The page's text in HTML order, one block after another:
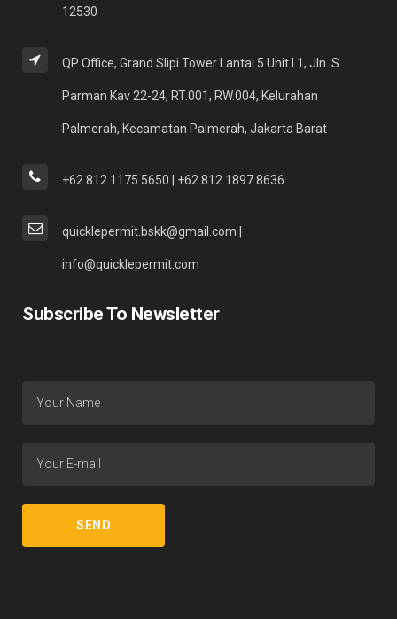
12530
QP Office, Grand Slipi Tower Lantai 5 Unit I.1, Jln. S.
Parman Kav 22-24, RT.001, RW.004, Kelurahan
Palmerah, Kecamatan Palmerah, Jakarta Barat
+62 812 1175 5650 | +62 812 1897 8636
quicklepermit.bskk@gmail.com |
info@quicklepermit.com
Subscribe To Newsletter